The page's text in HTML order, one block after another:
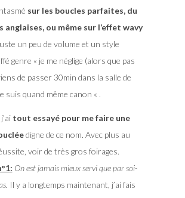
sur les boucles parfaites, du
anglaises, ou même sur l’effet wavy
un peu de volume et un style
genre « je me néglige (alors que pas
de passer 30min dans la salle de
suis quand même canon « .
tout essayé pour me faire une
digne de ce nom. Avec plus au
voir de très gros foirages.
On est jamais mieux servi que par soi-
Il y a longtemps maintenant, j’ai fais